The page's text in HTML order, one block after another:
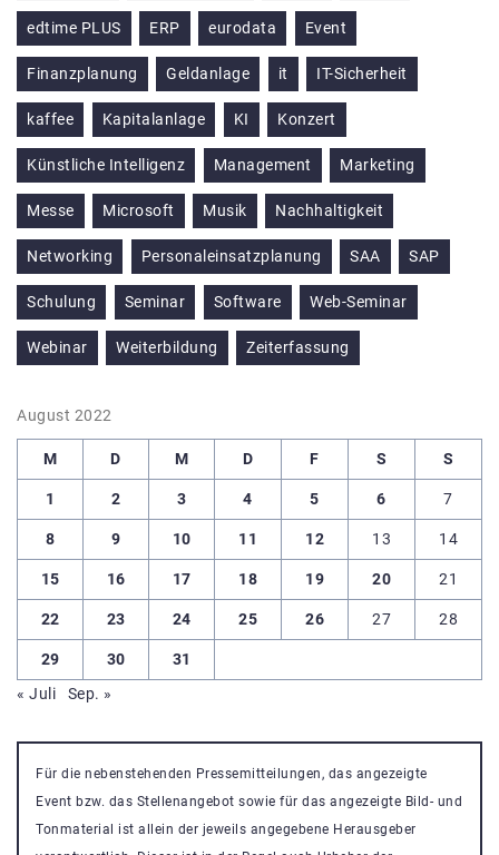
edtime PLUS ERP eurodata Event
Finanzplanung Geldanlage it IT-Sicherheit
kaffee Kapitalanlage KI Konzert
Künstliche Intelligenz Management Marketing
Messe Microsoft Musik Nachhaltigkeit
Networking Personaleinsatzplanung SAA SAP
Schulung Seminar Software Web-Seminar
Webinar Weiterbildung Zeiterfassung
August 2022
M D M D F S S
1 2 3 4 5 6 7
8 9 10 11 12 13 14
15 16 17 18 19 20 21
22 23 24 25 26 27 28
29 30
31
« Juli
Sep. »
Für die nebenstehenden Pressemitteilungen, das angezeigte
Event bzw. das Stellenangebot sowie für das angezeigte Bild- und
Tonmaterial ist allein der jeweils angegebene Herausgeber